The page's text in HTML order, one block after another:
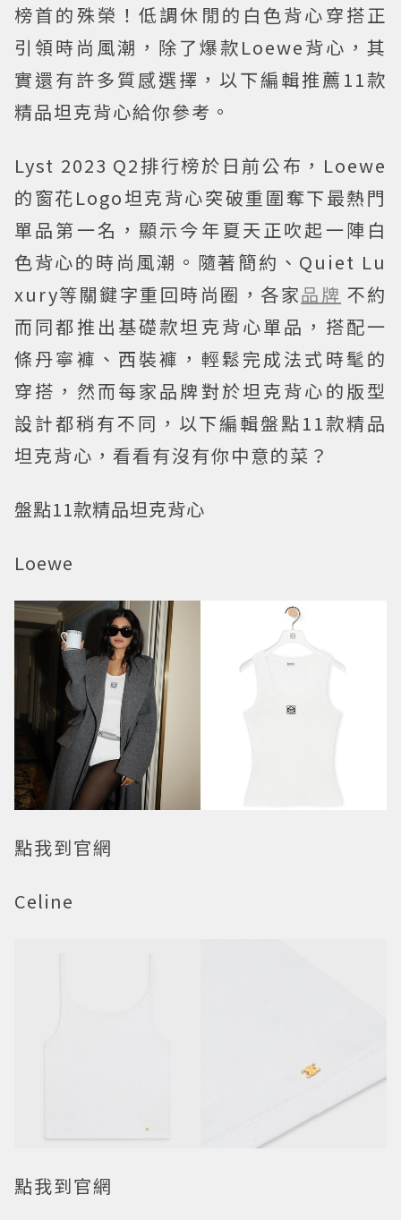
榜首的殊榮！低調休閒的白色背心穿搭正
引領時尚風潮，除了爆款Loewe背心，其
實還有許多質感選擇，以下編輯推薦11款
精品坦克背心給你參考。
Lyst 2023 Q2排行榜於日前公布，Loewe
的窗花Logo坦克背心突破重圍奪下最熱門
單品第一名，顯示今年夏天正吹起一陣白
色背心的時尚風潮。隨著簡約、Quiet Lu
xury等關鍵字重回時尚圈，各家品牌 不約
而同都推出基礎款坦克背心單品，搭配一
條丹寧褲、西裝褲，輕鬆完成法式時髦的
穿搭，然而每家品牌對於坦克背心的版型
設計都稍有不同，以下編輯盤點11款精品
坦克背心，看看有沒有你中意的菜？
盤點11款精品坦克背心
Loewe
點我到官網
Celine
點我到官網